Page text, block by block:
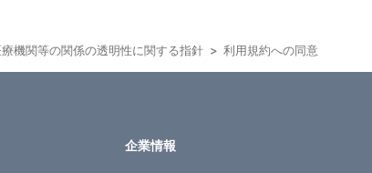
療機関等の関係の透明性に関する指針 利用規約への同意
企業情報